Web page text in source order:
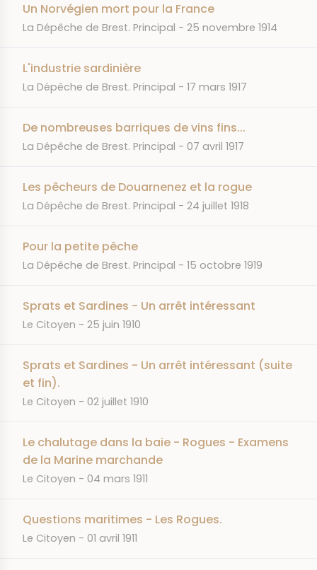
Un Norvégien mort pour la France
JOURNAL
La Dépêche de Brest. Principal DATE
25 novembre 1914
L'industrie sardinière
JOURNAL
La Dépêche de Brest. Principal DATE
17 mars 1917
De nombreuses barriques de vins fins...
JOURNAL
La Dépêche de Brest. Principal DATE
07 avril 1917
Les pêcheurs de Douarnenez et la rogue
JOURNAL
La Dépêche de Brest. Principal DATE
24 juillet 1918
Pour la petite pêche
JOURNAL
La Dépêche de Brest. Principal DATE
15 octobre 1919
Sprats et Sardines - Un arrêt intéressant
JOURNAL
Le Citoyen DATE
25 juin 1910
Sprats et Sardines - Un arrêt intéressant (suite
et fin).
JOURNAL
Le Citoyen DATE
02 juillet 1910
Le chalutage dans la baie - Rogues - Examens
de la Marine marchande
JOURNAL
Le Citoyen DATE
04 mars 1911
Questions maritimes - Les Rogues.
JOURNAL
Le Citoyen DATE
01 avril 1911